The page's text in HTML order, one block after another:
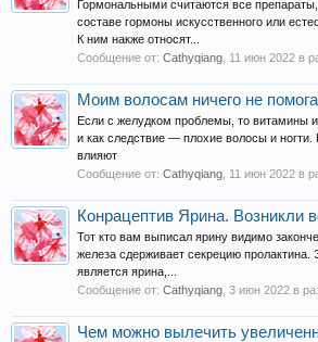
Гормональными считаются все
составе гормоны искусственного или
К ним накже относят...
Сообщение от: Cathyqiang 11 июн 2022 в
Моим волосам ничего не
Если с желудком проблемы, то витамины
и как следствие — плохие волосы и ногти.
влияют
Сообщение от: Cathyqiang 11 июн 2022 в
Конрацептив Ярина. Возникли
Тот кто вам выписал ярину видимо
железа сдерживает секрецию пролактина.
является ярина,...
Сообщение от: Cathyqiang 3 июн 2022 в
Чем можно вылечить